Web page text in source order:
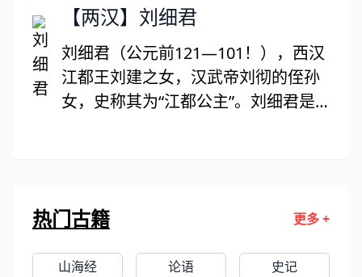
中损失惨重，不久被王世充击败，率
残部投降李于。没过多久又叛于自
立，被于将盛彦师斩杀于熊耳山。
【两汉】刘细君
刘细君（公元前121—101！），西汉
江都王刘建之女，汉武帝刘彻的侄孙
女，史称其为“江都公主”。刘细君是
热门古籍 更多 +
山海经 论语 史记